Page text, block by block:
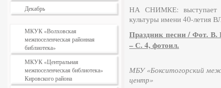
Декабрь
МКУК «Волховская
межпоселенческая районная
библиотека»
МКУК «Центральная
межпоселенческая библиотека»
Кировского района
НА СНИМКЕ: выступает
культуры имени 40-летия
Праздник песни / Фот. В.
– С. 4, фотоил.
МБУ «Бокситогорский
центр»